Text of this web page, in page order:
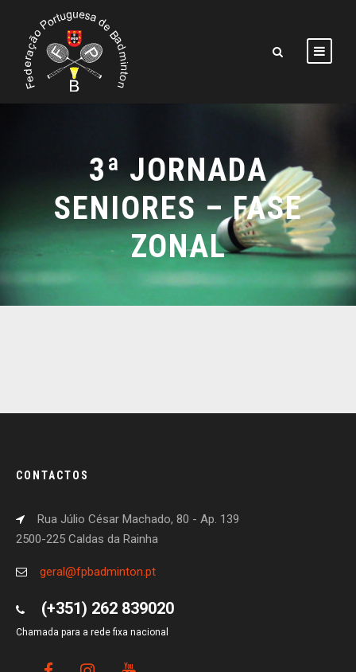
3ª JORNADA
SENIORES – FASE
ZONAL
CONTACTOS
Rua Júlio César Machado, 80 - Ap. 139
2500-225 Caldas da Rainha
geral@fpbadminton.pt
(+351) 262 839020
Chamada para a rede fixa nacional